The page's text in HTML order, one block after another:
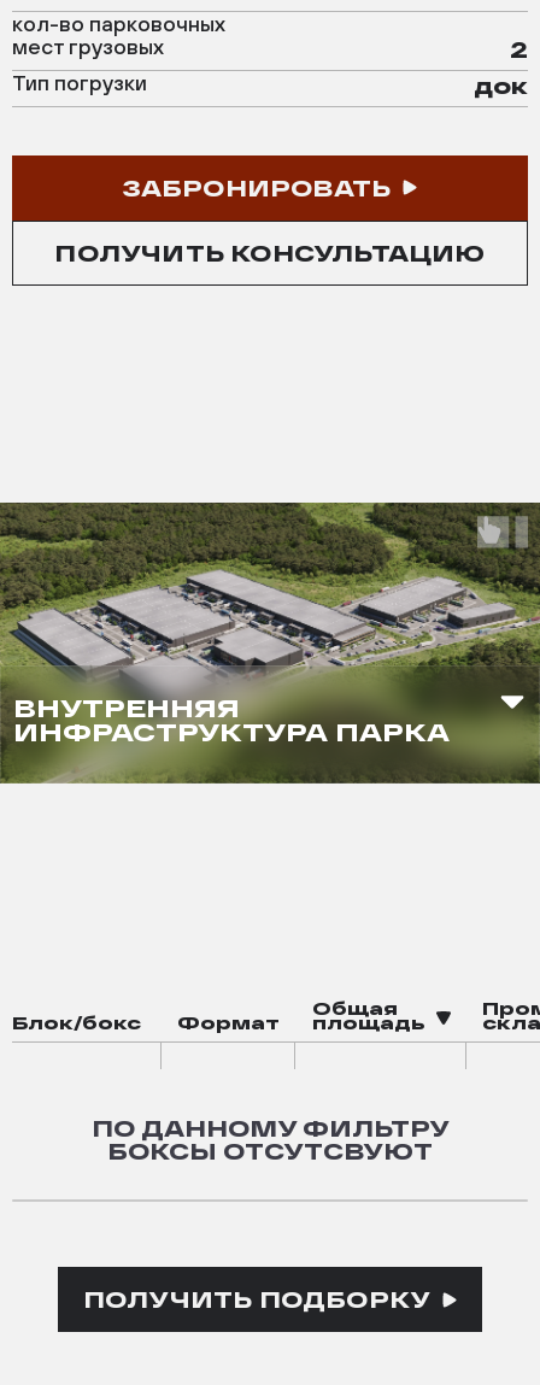
кол-во парковочных
мест грузовых
2
Тип погрузки док
ЗАБРОНИРОВАТЬ
ПОЛУЧИТЬ КОНСУЛЬТАЦИЮ
ВНУТРЕННЯЯ
ИНФРАСТРУКТУРА ПАРКА
падел-корт
робот-мойка
Блок/бокс Формат
Общая
площадь
ПО ДАННОМУ ФИЛЬТРУ
БОКСЫ ОТСУТСВУЮТ
ПОЛУЧИТЬ ПОДБОРКУ